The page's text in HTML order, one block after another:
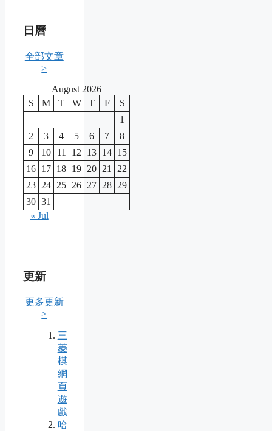
日曆
全部文章
>
August 2026
S
M T W T F
S
1
2
3 4 5 6 7
8
9
10 11 12 13 14 15
16 17 18 19 20 21
22
23 24 25 26 27 28 29
30 31
« Jul
更新
更多更新
>
三
菱
棋
網
頁
遊
戲
哈